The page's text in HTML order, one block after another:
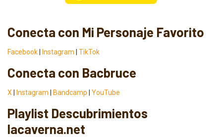
Conecta con Mi Personaje Favorito
Facebook Instagram TikTok
Conecta con Bacbruce
X Instagram Bandcamp YouTube
Playlist Descubrimientos
lacaverna.net